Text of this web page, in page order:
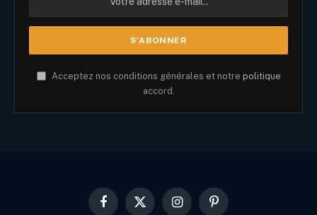
Acceptez nos conditions générales et notre politique
accord.
Facebook
X InstagramPinterest